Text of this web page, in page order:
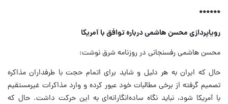
******
رویاپردازی محسن هاشمی درباره توافق با آمریکا
محسن هاشمی رفسنجانی در روزنامه شرق نوشت:
حال که ایران به هر دلیل و شاید برای اتمام حجت با طرفداران مذاکره
تصمیم گرفته از برخی مطالبات خود عبور کرده و وارد مذاکرات غیرمستقیم
با آمریکا شود، نباید نگاه ساده‌انگارانه‌ای به این حرکت داشت. حال که